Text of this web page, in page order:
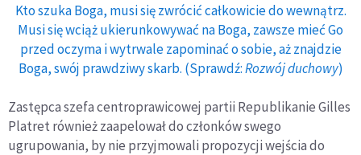
Kto szuka Boga, musi się zwrócić całkowicie do wewnątrz.
Musi się wciąż ukierunkowywać na Boga, zawsze mieć Go
przed oczyma i wytrwale zapominać o sobie, aż znajdzie
Boga, swój prawdziwy skarb. (Sprawdź:Rozwój duchowy)
Zastępca szefa centroprawicowej partii Republikanie Gilles
Platret również zaapelował do członków swego
ugrupowania, by nie przyjmowali propozycji wejścia do